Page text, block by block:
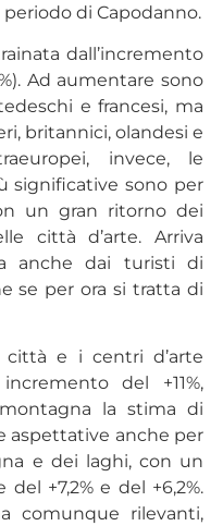
di Capodanno.
dall’incremento
Ad aumentare sono
e francesi, ma
britannici, olandesi e
invece, le
significative sono per
un gran ritorno dei
città d’arte. Arriva
anche dai turisti di
se per ora si tratta di
città e i centri d’arte
del +11%,
la stima di
aspettative anche per
e dei laghi, con un
+7,2% e del +6,2%.
comunque rilevanti,